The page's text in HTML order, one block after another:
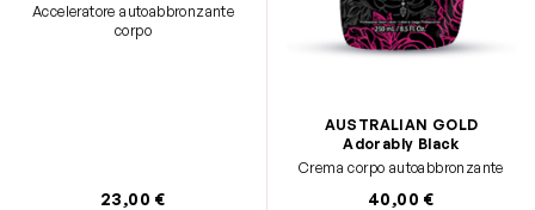
Acceleratore autoabbronzante
corpo
23,00 €
AUSTRALIAN GOLD
Adorably Black
Crema corpo autoabbronzante
40,00 €